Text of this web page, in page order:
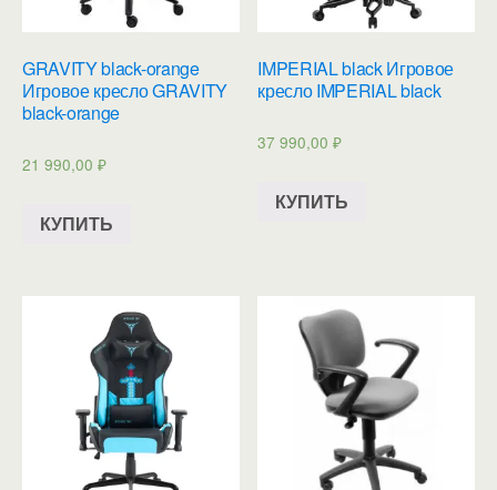
GRAVITY black-orange
Игровое кресло GRAVITY
black-orange
21 990,00 ₽
КУПИТЬ
IMPERIAL black Игровое
кресло IMPERIAL black
37 990,00₽
КУПИТЬ